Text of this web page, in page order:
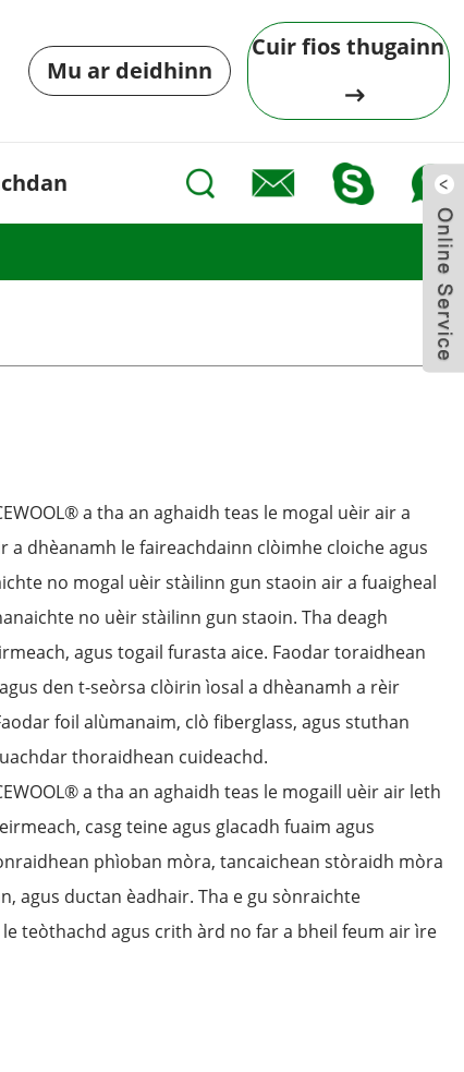
Mu ar deidhinn
Cuir fios thugainn
a tha an aghaidh teas le mogal uèir air a
a dhèanamh le faireachdainn clòimhe cloiche agus
no mogal uèir stàilinn gun staoin air a fuaigheal
no uèir stàilinn gun staoin. Tha deagh
agus togail furasta aice. Faodar toraidhean
den t-seòrsa clòirin ìosal a dhèanamh a rèir
foil alùmanaim, clò fiberglass, agus stuthan
thoraidhean cuideachd.
a tha an aghaidh teas le mogaill uèir air leth
casg teine ​​agus glacadh fuaim agus
phìoban mòra, tancaichean stòraidh mòra
agus ductan èadhair. Tha e gu sònraichte
teòthachd agus crith àrd no far a bheil feum air ìre